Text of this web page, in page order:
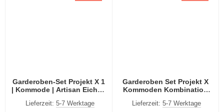
Garderoben-Set Projekt X 1
| Kommode | Artisan Eiche |
Lieferzeit: 5-7 Werktage
Garderoben Set Projekt X
Kommoden Kombination
Lieferzeit:5-7 Werktage